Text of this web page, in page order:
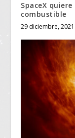
SpaceX
combustible
29 diciembre, 2021